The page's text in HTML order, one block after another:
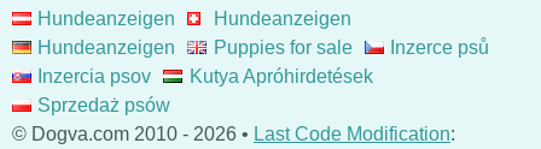
Hundeanzeigen
Hundeanzeigen
Hundeanzeigen
Puppies for sale
Inzerce psů
Inzercia psov
Kutya Apróhirdetések
Sprzedaż psów
© Dogva.com 2010 - 2026 • Last Code Modification: